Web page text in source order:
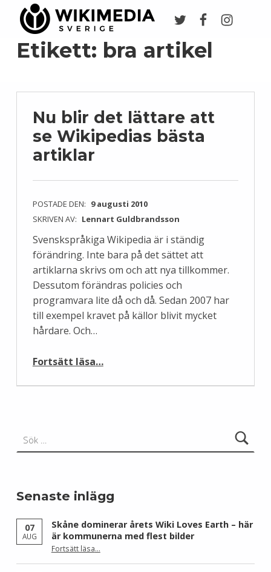
Etikett: bra artikel
Nu blir det lättare att
se Wikipedias bästa
artiklar
POSTADE DEN: 9 augusti 2010
SKRIVEN AV: Lennart Guldbrandsson
Svenskspråkiga Wikipedia är i ständig
förändring. Inte bara på det sättet att
artiklarna skrivs om och att nya tillkommer.
Dessutom förändras policies och
programvara lite då och då. Sedan 2007 har
till exempel kravet på källor blivit mycket
hårdare. Och…
Fortsätt läsa“Nu blir det lättare att se Wikipedias bästa artiklar”
…
Senaste inlägg
07
AUG
Skåne dominerar årets Wiki Loves Earth – här
är kommunerna med flest bilder
Fortsätt läsa“Skåne dominerar årets Wiki Loves Earth – här är kommunerna med flest bilder”
…